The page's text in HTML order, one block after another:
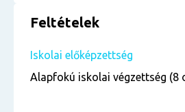
Feltételek
Iskolai előképzettség
Alapfokú iskolai végzettség (8